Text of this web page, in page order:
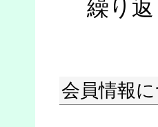
繰り
会員情報